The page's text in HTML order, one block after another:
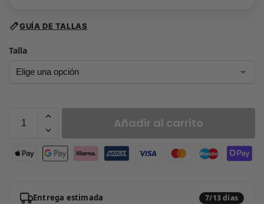
GUÍA DE TALLAS
Talla
Añadir al carrito
Entrega estimada 7/13 días